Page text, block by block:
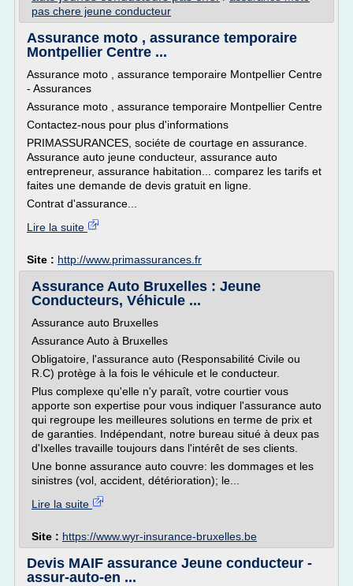
pas chere jeune conducteur
Assurance moto , assurance temporaire
Montpellier Centre ...
Assurance moto , assurance temporaire Montpellier Centre
- Assurances
Assurance moto , assurance temporaire Montpellier Centre
Contactez-nous pour plus d'informations
PRIMASSURANCES, sociéte de courtage en assurance.
Assurance auto jeune conducteur, assurance auto
entrepreneur, assurance habitation... comparez les tarifs et
faites une demande de devis gratuit en ligne.
Contrat d'assurance...
Lire la suite
Site : http://www.primassurances.fr
Assurance Auto Bruxelles : Jeune
Conducteurs, Véhicule ...
Assurance auto Bruxelles
Assurance Auto à Bruxelles
Obligatoire, l'assurance auto (Responsabilité Civile ou
R.C) protège à la fois le véhicule et le conducteur.
Plus complexe qu'elle n'y paraît, votre courtier vous
apporte son expertise pour vous indiquer l'assurance auto
qui regroupe les meilleures solutions en terme de prix et
de garanties. Indépendant, notre bureau situé à deux pas
d'Ixelles travaille toujours dans l'intérêt de ses clients.
Une bonne assurance auto couvre: les dommages et les
sinistres (vol, accident, détérioration); le...
Lire la suite
Site : https://www.wyr-insurance-bruxelles.be
Devis MAIF assurance Jeune conducteur -
assur-auto-en ...